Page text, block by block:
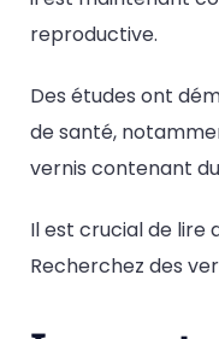
reproductive.
Des études ont
de santé,
vernis contenant
Il est crucial de lire
Recherchez des